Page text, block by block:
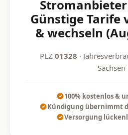
Günstige Tarife
& wechseln
PLZ 01328 ·
Sachsen
100% kostenlos &
Kündigung übernimmt
Versorgung